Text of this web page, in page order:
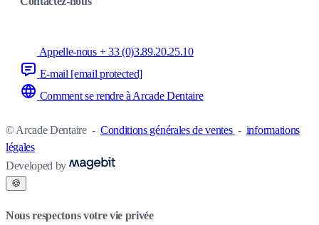
Appelle-nous + 33 (0)3.89.20.25.10
E-mail [email protected]
Comment se rendre à Arcade Dentaire
© Arcade Dentaire - Conditions générales de ventes - informations
légales
Developed by
🍪
Nous respectons votre vie privée